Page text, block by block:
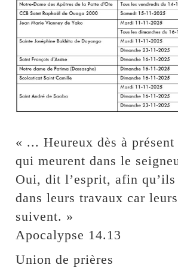
« ... Heureux dès à
qui meurent dans le
Oui, dit l’esprit, afin qu’ils
dans leurs travaux car
suivent. »
Apocalypse 14.13
Union de prières